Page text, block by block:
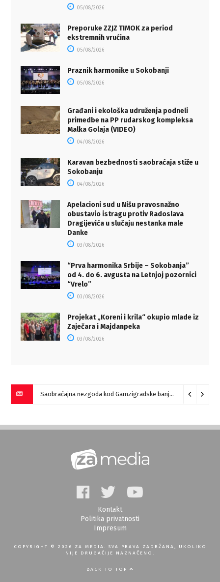
05/08/2026
Preporuke ZZJZ TIMOK za period
ekstremnih vrućina
05/08/2026
Praznik harmonike u Sokobanji
05/08/2026
Građani i ekološka udruženja podneli
primedbe na PP rudarskog kompleksa
Malka Golaja (VIDEO)
04/08/2026
Karavan bezbednosti saobraćaja stiže u
Sokobanju
04/08/2026
Apelacioni sud u Nišu pravosnažno
obustavio istragu protiv Radoslava
Dragijevića u slučaju nestanka male
Danke
03/08/2026
“Prva harmonika Srbije – Sokobanja”
od 4. do 6. avgusta na Letnjoj pozornici
“Vrelo”
03/08/2026
Projekat „Koreni i krila“ okupio mlade iz
Zaječara i Majdanpeka
03/08/2026
Saobraćajna nezgoda kod Gamzigradske banje 05/08/2026
Kontakt
Politika privatnosti
Impresum
COPYRIGHT © 2026 ZA MEDIA. SVA PRAVA ZADRŽANA, UKOLIKO
NIJE DRUGAČIJE NAZNAČENO.
BACK TO TOP